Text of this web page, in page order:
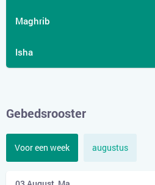
Maghrib
Isha
Gebedsrooster
Voor een week augustus